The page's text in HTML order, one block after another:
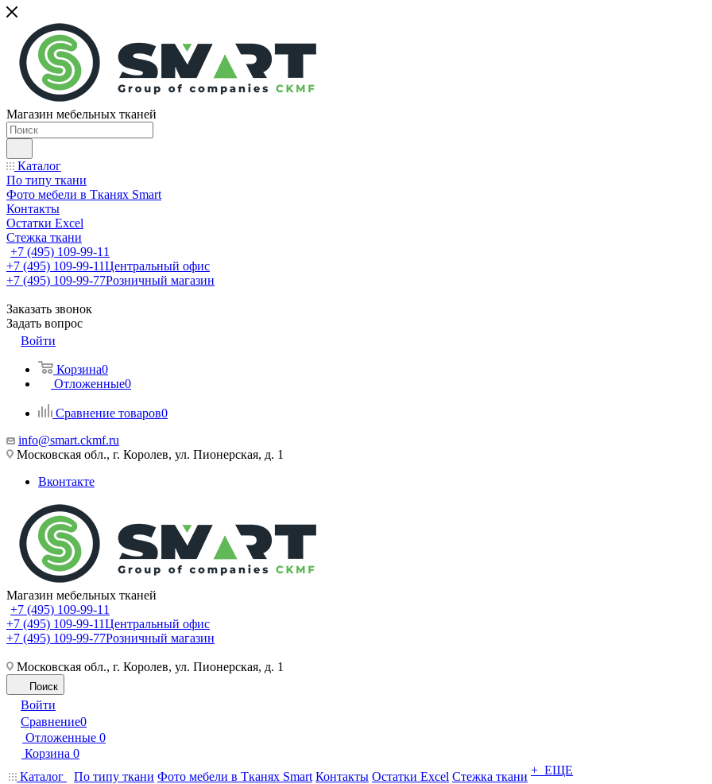
Магазин мебельных тканей
Каталог
По типу ткани
Фото мебели в Тканях Smart
Контакты
Остатки Excel
Стежка ткани
+7 (495) 109-99-11
+7 (495) 109-99-11Центральный офис
+7 (495) 109-99-77Розничный магазин
Заказать звонок
Задать вопрос
Войти
Корзина0
Отложенные0
Сравнение товаров0
info@smart.ckmf.ru
Московская обл., г. Королев, ул. Пионерская, д. 1
Вконтакте
Магазин мебельных тканей
+7 (495) 109-99-11
+7 (495) 109-99-11Центральный офис
+7 (495) 109-99-77Розничный магазин
Московская обл., г. Королев, ул. Пионерская, д. 1
Поиск
Войти
Сравнение0
Отложенные 0
Корзина 0
Каталог
По типу ткани Фото мебели в Тканях Smart Контакты Остатки Excel Стежка ткани + ЕЩЕ